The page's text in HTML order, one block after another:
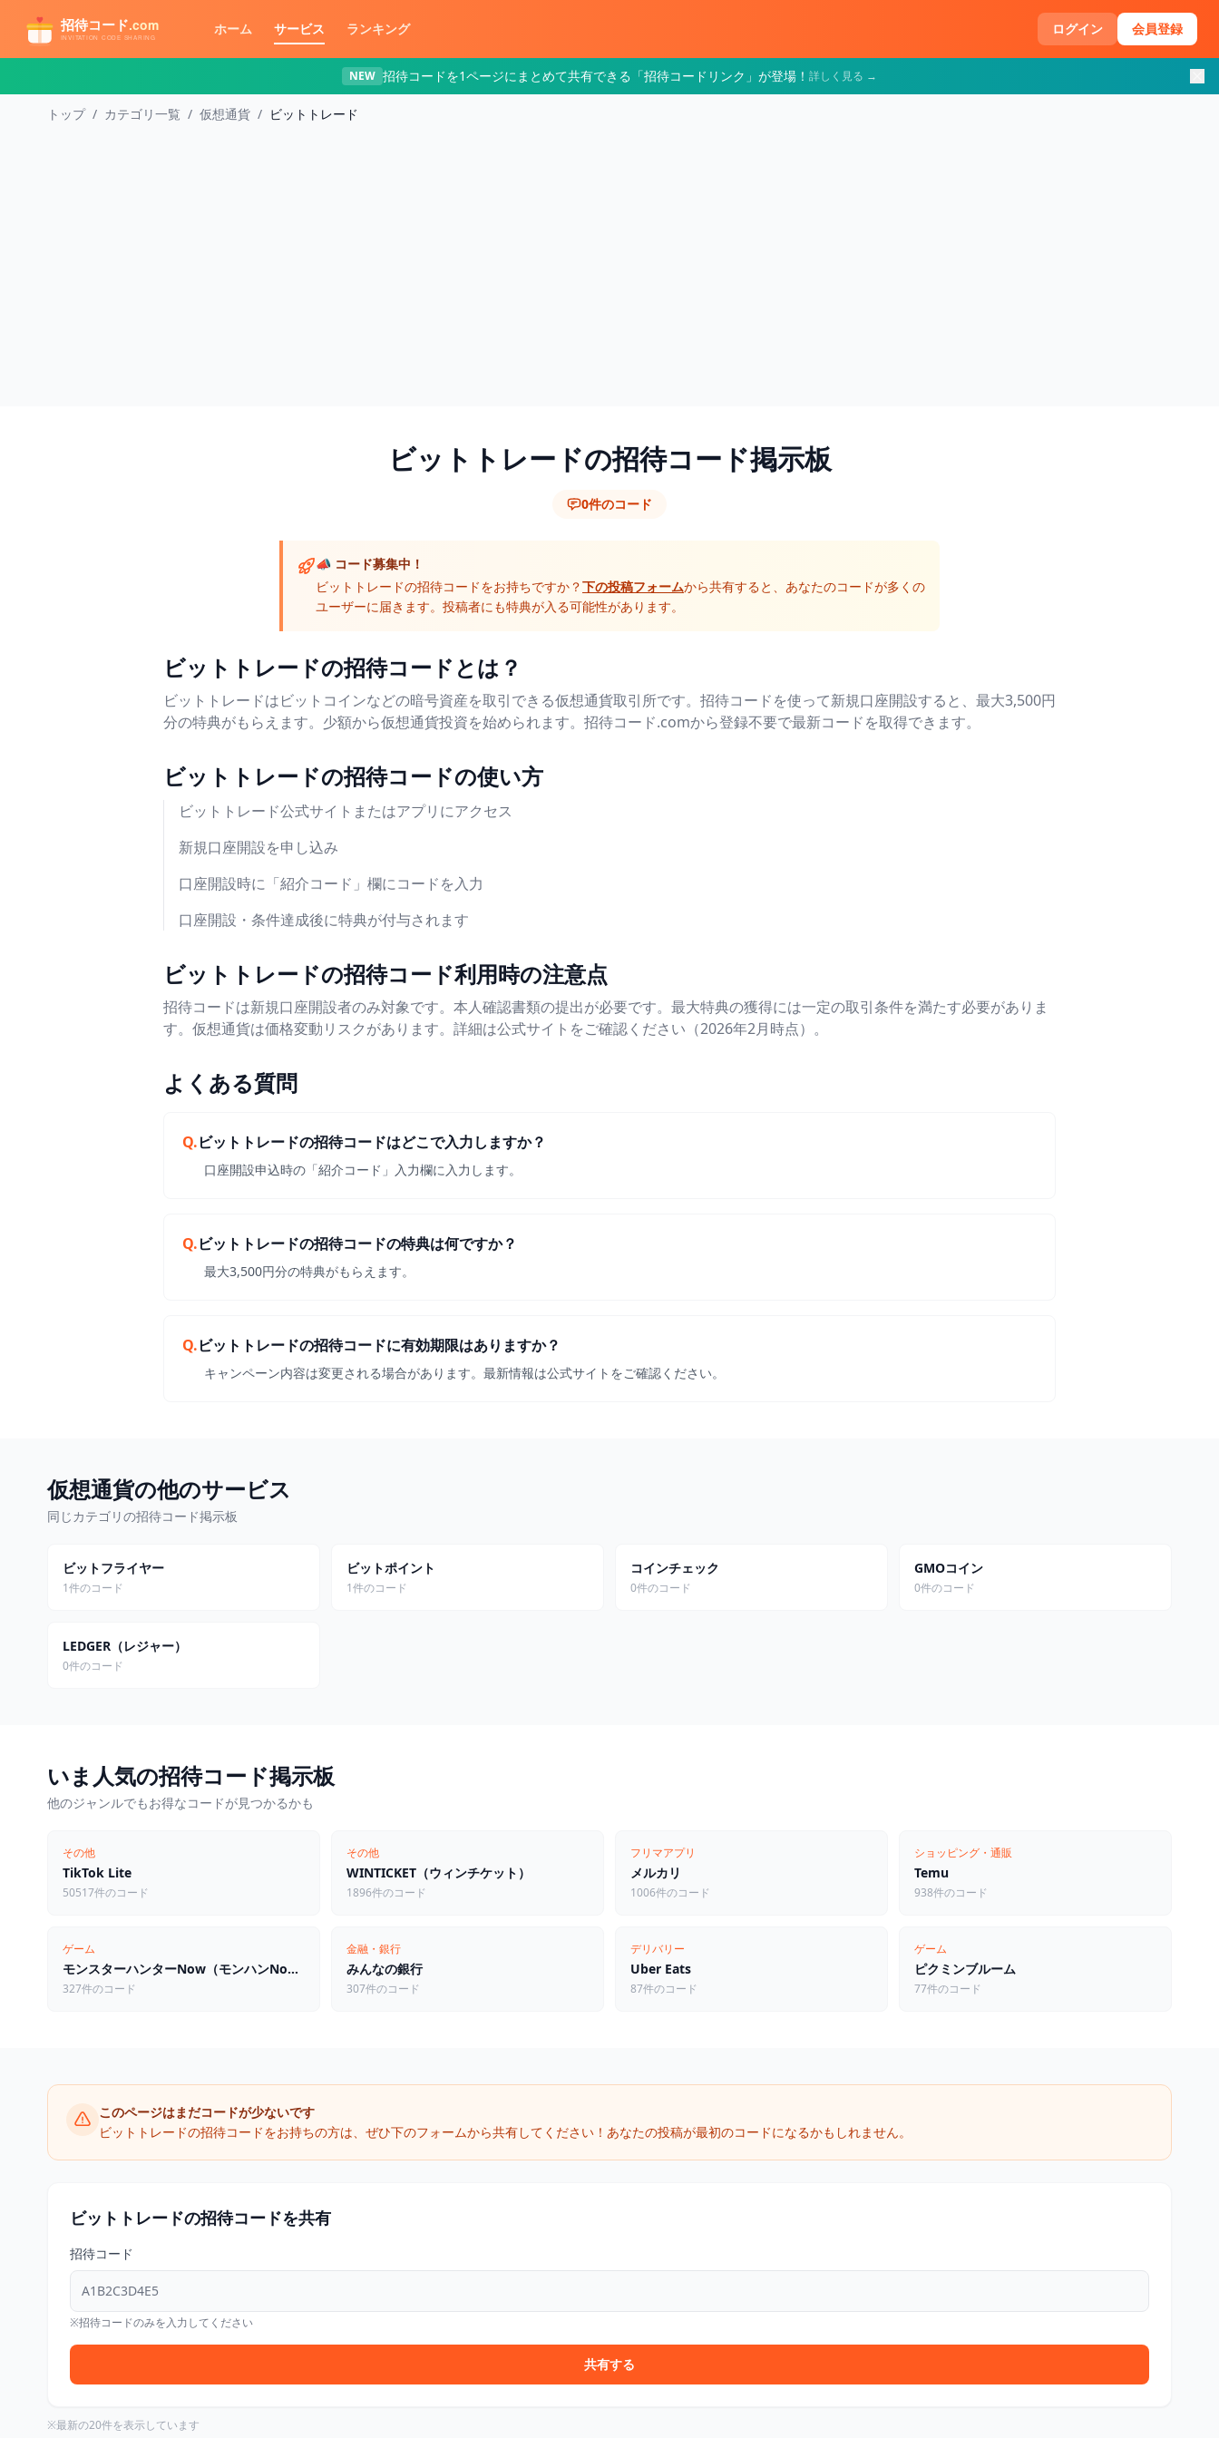
ホーム サービス ランキング ログイン 会員登録
NEW 招待コードを1ページにまとめて共有できる「招待コードリンク」が登場！ 詳しく見る →
トップ / カテゴリ一覧 / 仮想通貨 / ビットトレード
ビットトレードの招待コード掲示板
0件のコード
📣 コード募集中！
ビットトレードの招待コードをお持ちですか？下の投稿フォームから共有すると、あなたのコードが多くの
ユーザーに届きます。投稿者にも特典が入る可能性があります。
ビットトレードの招待コードとは？
ビットトレードはビットコインなどの暗号資産を取引できる仮想通貨取引所です。招待コードを使って新規口座開設すると、最大3,500円
分の特典がもらえます。少額から仮想通貨投資を始められます。招待コード.comから登録不要で最新コードを取得できます。
ビットトレードの招待コードの使い方
ビットトレード公式サイトまたはアプリにアクセス
新規口座開設を申し込み
口座開設時に「紹介コード」欄にコードを入力
口座開設・条件達成後に特典が付与されます
ビットトレードの招待コード利用時の注意点
招待コードは新規口座開設者のみ対象です。本人確認書類の提出が必要です。最大特典の獲得には一定の取引条件を満たす必要がありま
す。仮想通貨は価格変動リスクがあります。詳細は公式サイトをご確認ください（2026年2月時点）。
よくある質問
Q.ビットトレードの招待コードはどこで入力しますか？
口座開設申込時の「紹介コード」入力欄に入力します。
Q.ビットトレードの招待コードの特典は何ですか？
最大3,500円分の特典がもらえます。
Q.ビットトレードの招待コードに有効期限はありますか？
キャンペーン内容は変更される場合があります。最新情報は公式サイトをご確認ください。
仮想通貨の他のサービス
同じカテゴリの招待コード掲示板
ビットフライヤー
1件のコード
ビットポイント
1件のコード
コインチェック
0件のコード
GMOコイン
0件のコード
LEDGER（レジャー）
0件のコード
いま人気の招待コード掲示板
他のジャンルでもお得なコードが見つかるかも
その他
TikTok Lite
50517件のコード
その他
WINTICKET（ウィンチケット）
1896件のコード
フリマアプリ
メルカリ
1006件のコード
ショッピング・通販
Temu
938件のコード
ゲーム
モンスターハンターNow（モンハンNow）
327件のコード
金融・銀行
みんなの銀行
307件のコード
デリバリー
Uber Eats
87件のコード
ゲーム
ピクミンブルーム
77件のコード
このページはまだコードが少ないです
ビットトレードの招待コードをお持ちの方は、ぜひ下のフォームから共有してください！あなたの投稿が最初のコードになるかもしれません。
ビットトレードの招待コードを共有
招待コード
※招待コードのみを入力してください
共有する
※最新の20件を表示しています